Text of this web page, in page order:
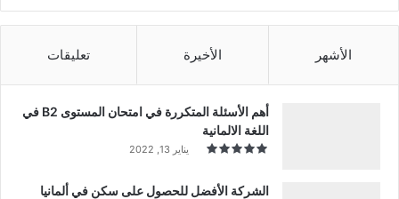
الأشهر الأخيرة تعليقات
أهم الأسئلة المتكررة في امتحان المستوى B2 في
اللغة الالمانية
يناير 13, 2022
الشركة الأفضل للحصول على سكن في ألمانيا